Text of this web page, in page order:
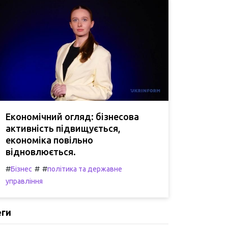
Економічний огляд: бізнесова
активність підвищується,
економіка повільно
відновлюється.
#Бізнес # #політика та державне
управління